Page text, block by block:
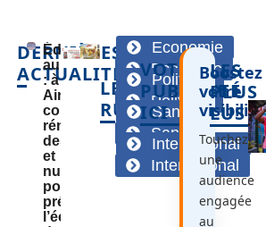
DERNIÈRES
ACTUALITÉS
Éducation
au Gabon
: à Oyem,
Airtel
combine
rénovation
des écoles
et
numérique
pour
préparer
l’école de
LES
RUBRIQUES
Economie
Politique
Santé
International
Economie
Politique
Santé
International
VOTRE
PUBLICITÉ
ICI
Boostez
votre
visibilité
Touchez
une
audience
engagée
au
LES
PLUS
LUS